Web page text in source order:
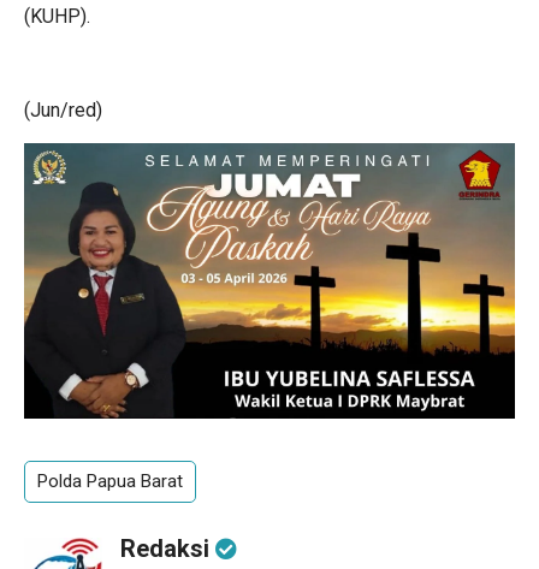
(KUHP).
(Jun/red)
Polda Papua Barat
Redaksi